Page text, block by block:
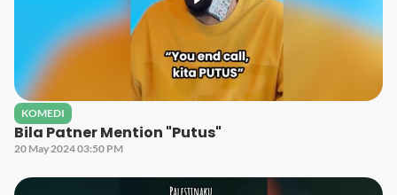
KOMEDI
Bila Patner Mention "Putus"
20 May 2024 03:50 PM